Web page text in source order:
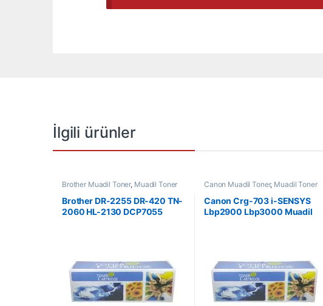
İlgili ürünler
Brother Muadil Toner, Muadil Toner
Brother DR-2255 DR-420 TN-
2060 HL-2130 DCP7055
Canon Muadil Toner, Muadil Toner
Canon Crg-703 i-SENSYS
Lbp2900 Lbp3000 Muadil